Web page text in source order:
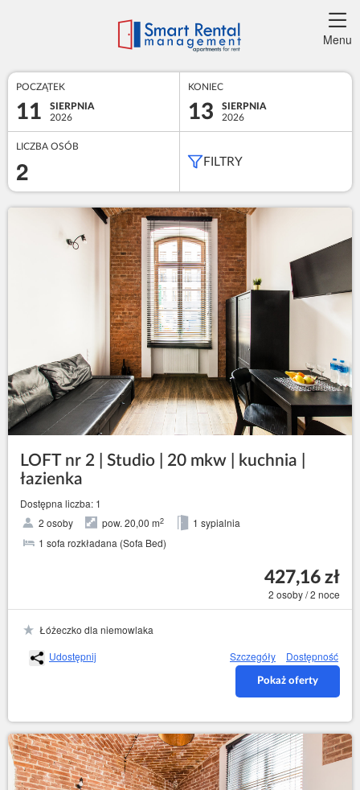
Menu
POCZĄTEK
11
SIERPNIA
2026
KONIEC
13
SIERPNIA
2026
LICZBA OSÓB
2 FILTRY
LOFT nr 2 | Studio | 20 mkw | kuchnia |
łazienka
Dostępna liczba: 1
2 osoby
pow. 20,00 m2
1 sypialnia
1 sofa rozkładana (Sofa Bed)
427,16 zł
2 osoby / 2 noce
Łóżeczko dla niemowlaka
Udostępnij
Szczegóły Dostępność
Pokaż oferty